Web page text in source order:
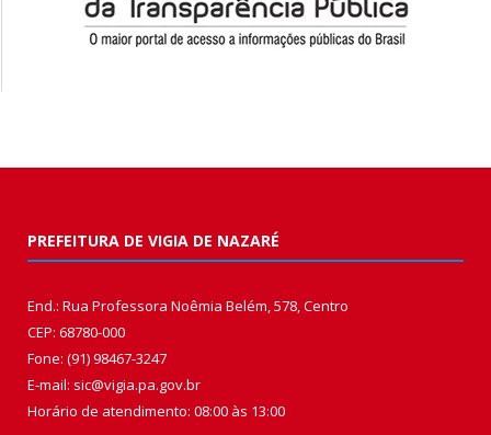
PREFEITURA DE VIGIA DE NAZARÉ
End.: Rua Professora Noêmia Belém, 578, Centro
CEP: 68780-000
Fone: (91) 98467-3247
E-mail: sic@vigia.pa.gov.br
Horário de atendimento: 08:00 às 13:00